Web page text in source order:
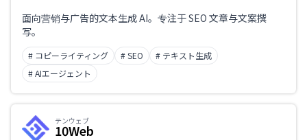
面向营销与广告的文本生成 AI。专注于 SEO 文章与文案撰
写。
# コピーライティング # SEO
# テキスト生成
# AIエージェント
テンウェブ
10Web